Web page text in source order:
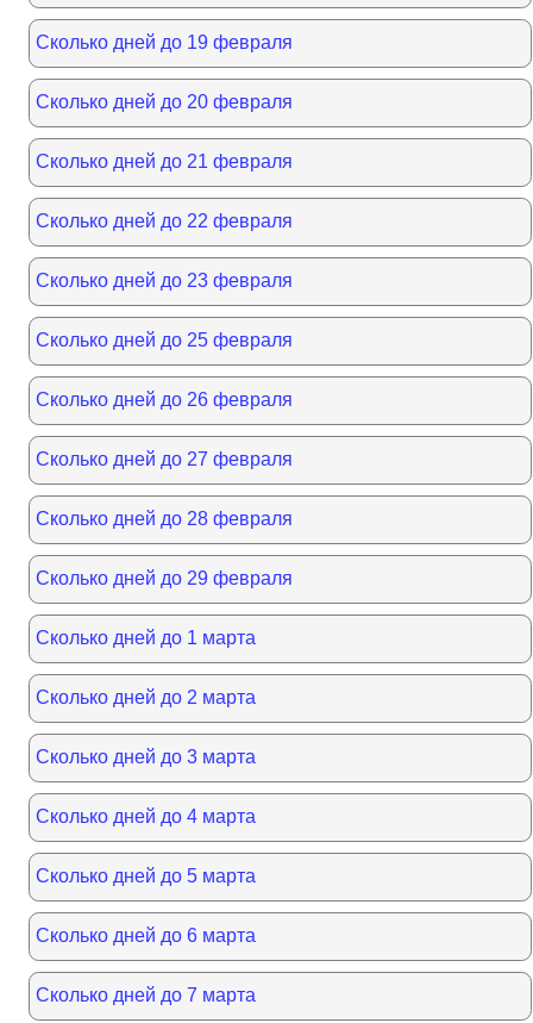
Сколько дней до 19 февраля
Сколько дней до 20 февраля
Сколько дней до 21 февраля
Сколько дней до 22 февраля
Сколько дней до 23 февраля
Сколько дней до 25 февраля
Сколько дней до 26 февраля
Сколько дней до 27 февраля
Сколько дней до 28 февраля
Сколько дней до 29 февраля
Сколько дней до 1 марта
Сколько дней до 2 марта
Сколько дней до 3 марта
Сколько дней до 4 марта
Сколько дней до 5 марта
Сколько дней до 6 марта
Сколько дней до 7 марта